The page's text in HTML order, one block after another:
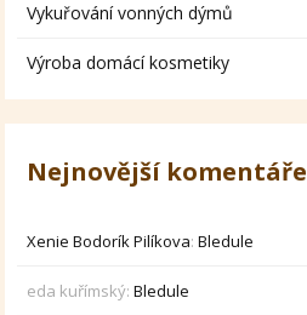
Vykuřování vonných dýmů
Výroba domácí kosmetiky
Nejnovější komentáře
Xenie Bodorík Pilíkova:Bledule
eda kuřímský:Bledule